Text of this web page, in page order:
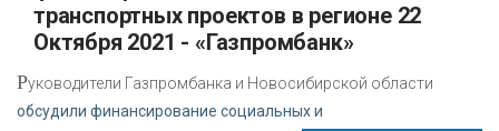
транспортных проектов в регионе 22
Октября 2021 - «Газпромбанк»
Руководители Газпромбанка и Новосибирской области
обсудили финансирование социальных и